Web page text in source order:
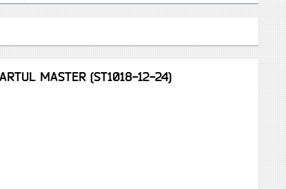
MASTER (ST1018-12-24)